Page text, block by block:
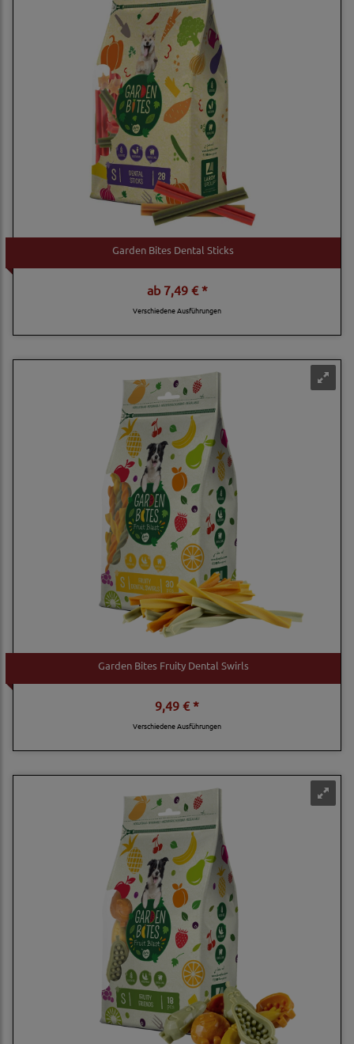
Garden Bites Dental Sticks
ab7,49 € *
Verschiedene Ausführungen
Garden Bites Fruity Dental Swirls
9,49 € *
Verschiedene Ausführungen